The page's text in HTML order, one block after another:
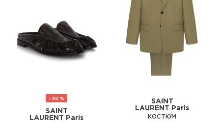
- 30 %
SAINT
LAURENT Paris
SAINT
LAURENT Paris
КОСТЮМ